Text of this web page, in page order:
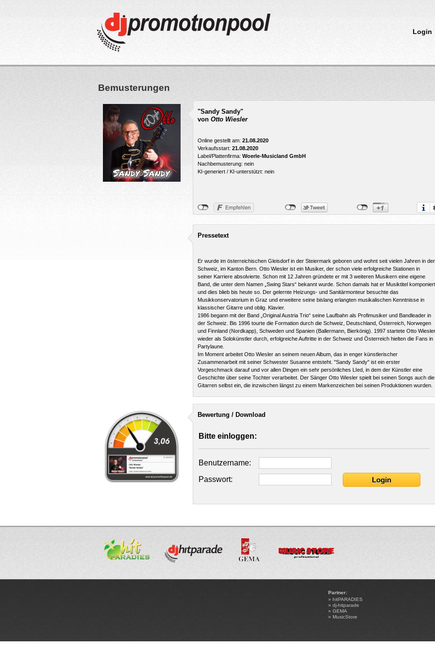
Login
Bemusterungen
"Sandy Sandy"
von Otto Wiesler
Online gestellt am: 21.08.2020
Verkaufsstart: 21.08.2020
Label/Plattenfirma: Woerle-Musicland GmbH
Nachbemusterung: nein
KI-generiert / KI-unterstützt: nein
Pressetext
Er wurde im österreichischen Gleisdorf in der Steiermark geboren und wohnt seit vielen Jahren in der
Schweiz, im Kanton Bern. Otto Wiesler ist ein Musiker, der schon viele erfolgreiche Stationen in
seiner Karriere absolvierte. Schon mit 12 Jahren gründete er mit 3 weiteren Musikern eine eigene
Band, die unter dem Namen „Swing Stars“ bekannt wurde. Schon damals hat er Musiktitel komponiert
und dies blieb bis heute so. Der gelernte Heizungs- und Sanitärmonteur besuchte das
Musikkonservatorium in Graz und erweitere seine bislang erlangten musikalischen Kenntnisse in
klassischer Gitarre und oblig. Klavier.
1986 begann mit der Band „Original Austria Trio“ seine Laufbahn als Profimusiker und Bandleader in
der Schweiz. Bis 1996 tourte die Formation durch die Schweiz, Deutschland, Österreich, Norwegen
und Finnland (Nordkapp), Schweden und Spanien (Ballermann, Bierkönig). 1997 startete Otto Wiesler
wieder als Solokünstler durch, erfolgreiche Auftritte in der Schweiz und Österreich hielten die Fans in
Partylaune.
Im Moment arbeitet Otto Wiesler an seinem neuen Album, das in enger künstlerischer
Zusammenarbeit mit seiner Schwester Susanne entsteht. "Sandy Sandy" ist ein erster
Vorgeschmack darauf und vor allen Dingen ein sehr persönliches LIed, in dem der Künstler eine
Geschichte über seine Tochter verarbeitet. Der Sänger Otto Wiesler spielt bei seinen Songs auch die
Gitarren selbst ein, die inzwischen längst zu einem Markenzeichen bei seinen Produktionen wurden.
Bewertung / Download
Bitte einloggen:
Benutzername:
Passwort:
Partner:
» hitPARADIES
» dj-hitparade
» GEMA
» MusicStore